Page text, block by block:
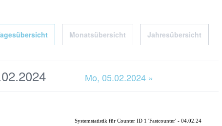
Monatsübersicht Jahresübersicht
Mo, 05.02.2024 »
Systemstatistik für Counter ID 1 'Fastcounter' - 04.02.24